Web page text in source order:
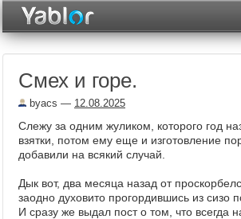
Рейтинги
Смех и горе.
byacs — 12.08.2025
Слежу за одним жуликом, которого год
взятки, потом ему еще и изготовление
добавили на всякий случай.
Дык вот, два месяца назад от
заодно духовито прогордившись из сизо
И сразу же выдал пост о том, что всегда